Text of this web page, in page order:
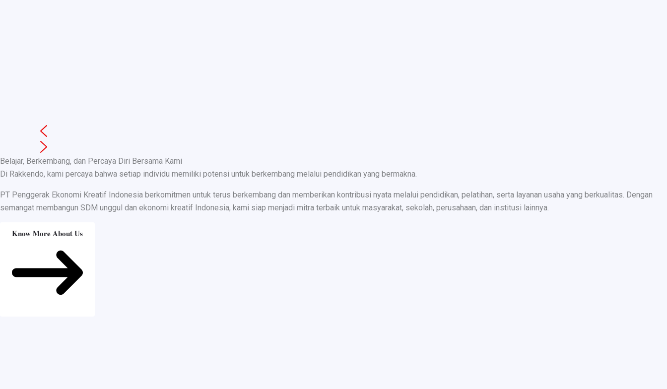
Belajar, Berkembang, dan Percaya Diri Bersama Kami
Di Rakkendo, kami percaya bahwa setiap individu memiliki potensi untuk berkembang melalui pendidikan yang bermakna.
PT Penggerak Ekonomi Kreatif Indonesia berkomitmen untuk terus berkembang dan memberikan kontribusi nyata melalui pendidikan, pelatihan, serta layanan usaha yang berkualitas. Dengan
semangat membangun SDM unggul dan ekonomi kreatif Indonesia, kami siap menjadi mitra terbaik untuk masyarakat, sekolah, perusahaan, dan institusi lainnya.
Know More About Us